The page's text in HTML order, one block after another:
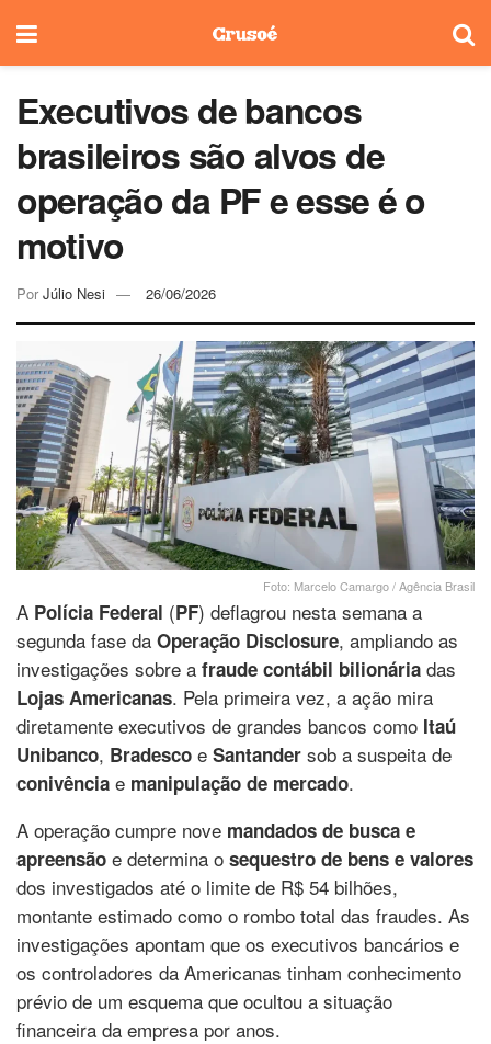
Executivos de bancos
brasileiros são alvos de
operação da PF e esse é o
motivo
Por Júlio Nesi 26/06/2026
Foto: Marcelo Camargo / Agência Brasil
A Polícia Federal (PF) deflagrou nesta semana a
segunda fase da Operação Disclosure, ampliando as
investigações sobre a fraude contábil bilionária das
Lojas Americanas. Pela primeira vez, a ação mira
diretamente executivos de grandes bancos como Itaú
Unibanco, Bradesco e Santander sob a suspeita de
conivência e manipulação de mercado.
A operação cumpre nove mandados de busca e
apreensão e determina o sequestro de bens e valores
dos investigados até o limite de R$ 54 bilhões,
montante estimado como o rombo total das fraudes. As
investigações apontam que os executivos bancários e
os controladores da Americanas tinham conhecimento
prévio de um esquema que ocultou a situação
financeira da empresa por anos.